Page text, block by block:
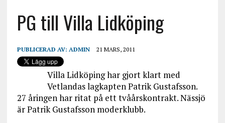
PG till Villa Lidköping
PUBLICERAD AV: ADMIN 21 MARS, 2011
Villa Lidköping har gjort klart med
Vetlandas lagkapten Patrik Gustafsson.
27 åringen har ritat på ett tvåårskontrakt. Nässjö
är Patrik Gustafsson moderklubb.